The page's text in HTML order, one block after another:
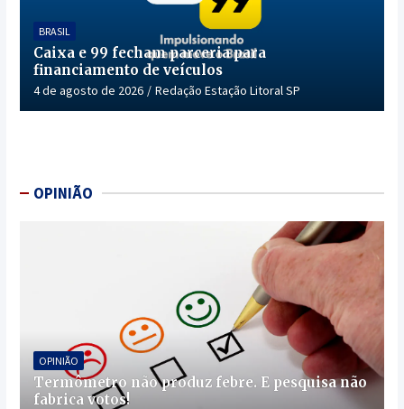
BRASIL
Caixa e 99 fecham parceria para
financiamento de veículos
4 de agosto de 2026 Redação Estação Litoral SP
OPINIÃO
OPINIÃO
Termômetro não produz febre. E pesquisa não
fabrica votos!